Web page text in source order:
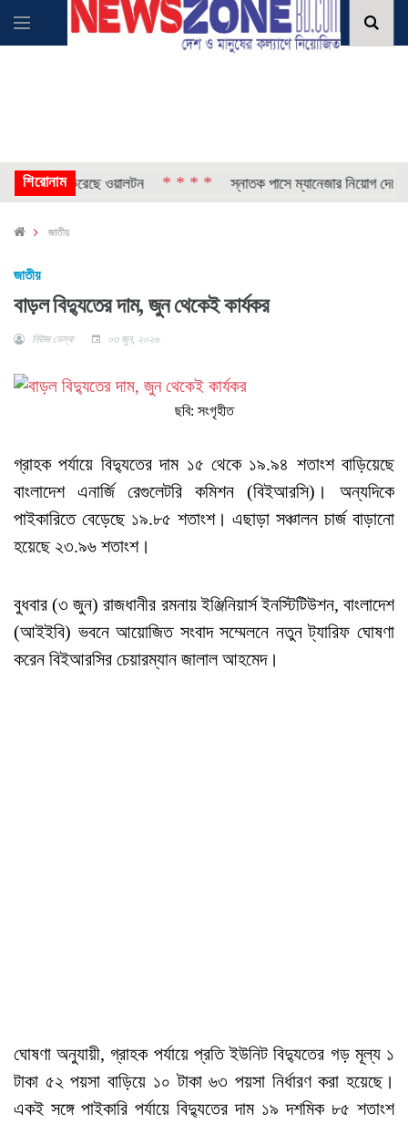
শিরোনাম
প্রকাশ করেছে ওয়ালটন * * * * স্নাতক পাসে ম্যানেজার নিয়োগ দেবে সিঙ্গার
জাতীয়
জাতীয়
বাড়ল বিদ্যুতের দাম, জুন থেকেই কার্যকর
নিউজ ডেস্ক ০৩ জুন, ২০২৬
ছবি: সংগৃহীত
গ্রাহক পর্যায়ে বিদ্যুতের দাম ১৫ থেকে ১৯.৯৪ শতাংশ বাড়িয়েছে
বাংলাদেশ এনার্জি রেগুলেটরি কমিশন (বিইআরসি)। অন্যদিকে
পাইকারিতে বেড়েছে ১৯.৮৫ শতাংশ। এছাড়া সঞ্চালন চার্জ বাড়ানো
হয়েছে ২৩.৯৬ শতাংশ।
বুধবার (৩ জুন) রাজধানীর রমনায় ইঞ্জিনিয়ার্স ইনস্টিটিউশন, বাংলাদেশ
(আইইবি) ভবনে আয়োজিত সংবাদ সম্মেলনে নতুন ট্যারিফ ঘোষণা
করেন বিইআরসির চেয়ারম্যান জালাল আহমেদ।
ঘোষণা অনুযায়ী, গ্রাহক পর্যায়ে প্রতি ইউনিট বিদ্যুতের গড় মূল্য ১
টাকা ৫২ পয়সা বাড়িয়ে ১০ টাকা ৬৩ পয়সা নির্ধারণ করা হয়েছে।
একই সঙ্গে পাইকারি পর্যায়ে বিদ্যুতের দাম ১৯ দশমিক ৮৫ শতাংশ